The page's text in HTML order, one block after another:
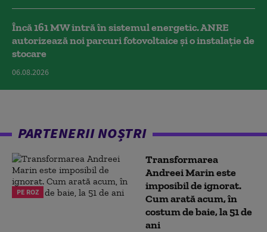
Încă 161 MW intră în sistemul energetic. ANRE
autorizează noi parcuri fotovoltaice și o instalație de
stocare
06.08.2026
PARTENERII NOȘTRI
PE ROZ
Transformarea
Andreei Marin este
imposibil de ignorat.
Cum arată acum, în
costum de baie, la 51 de
ani